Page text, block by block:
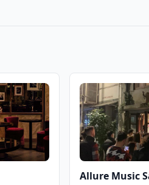
Allure Music